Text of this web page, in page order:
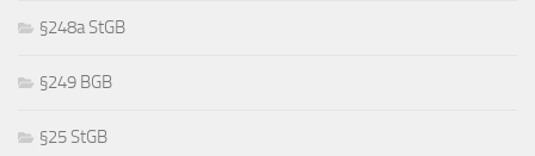
§248a StGB
§249 BGB
§25 StGB